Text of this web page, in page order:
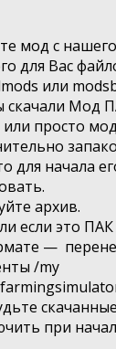
мод с
для Вас
или
скачали Мод
просто мод
для начала
архив.
если это
—
/my
при